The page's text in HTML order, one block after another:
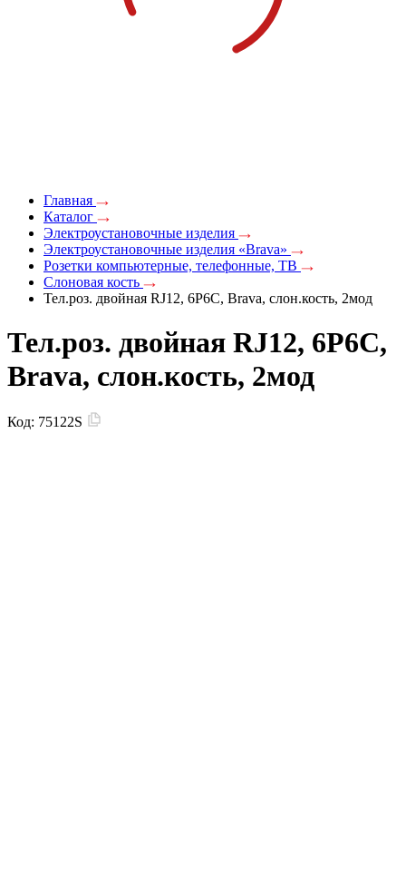
Главная
Каталог
Электроустановочные изделия
Электроустановочные изделия «Brava»
Розетки компьютерные, телефонные, ТВ
Слоновая кость
Тел.роз. двойная RJ12, 6P6C, Brava, слон.кость, 2мод
Тел.роз. двойная RJ12, 6P6C,
Brava, слон.кость, 2мод
Код: 75122S